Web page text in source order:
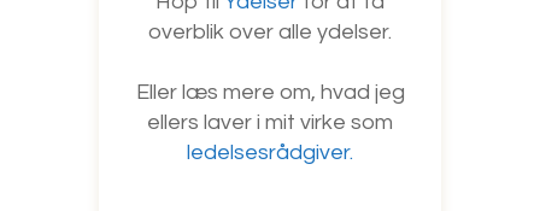
overblik over alle ydelser.
Eller læs mere om, hvad jeg
ellers laver i mit virke som
ledelsesrådgiver.